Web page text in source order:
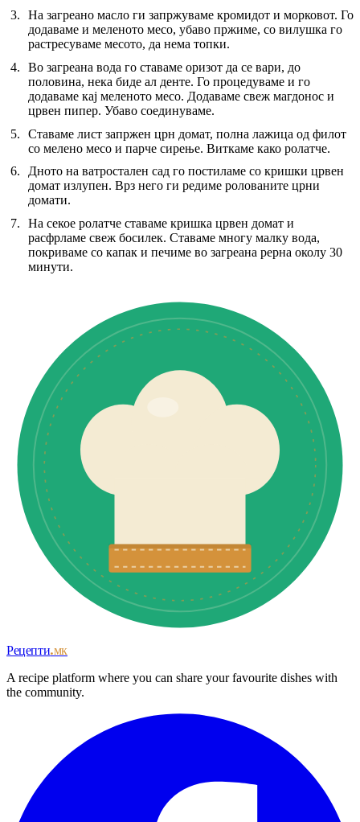
На загреано масло ги запржуваме кромидот и морковот. Го
додаваме и меленото месо, убаво пржиме, со вилушка го
растресуваме месото, да нема топки.
Во загреана вода го ставаме оризот да се вари, до
половина, нека биде ал денте. Го процедуваме и го
додаваме кај меленото месо. Додаваме свеж магдонос и
црвен пипер. Убаво соединуваме.
Ставаме лист запржен црн домат, полна лажица од филот
со мелено месо и парче сирење. Виткаме како ролатче.
Дното на ватростален сад го постиламе со кришки црвен
домат излупен. Врз него ги редиме ролованите црни
домати.
На секое ролатче ставаме кришка црвен домат и
расфрламе свеж босилек. Ставаме многу малку вода,
покриваме со капак и печиме во загреана рерна околу 30
минути.
Рецепти.мк
A recipe platform where you can share your favourite dishes with
the community.